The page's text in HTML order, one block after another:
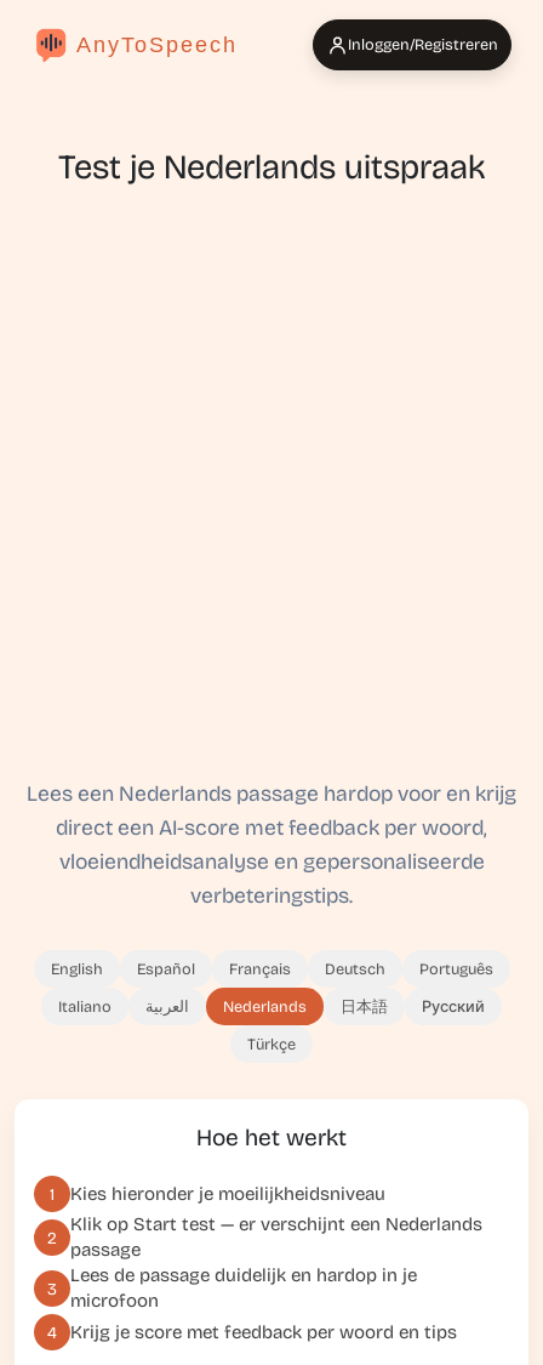
AnyToSpeech Inloggen/Registreren
Test je Nederlands uitspraak
Lees een Nederlands passage hardop voor en krijg
direct een AI-score met feedback per woord,
vloeiendheidsanalyse en gepersonaliseerde
verbeteringstips.
English Español Français Deutsch Português
Italiano العربية Nederlands 日本語 Русский
Türkçe
Hoe het werkt
1 Kies hieronder je moeilijkheidsniveau
2
Klik op Start test — er verschijnt een Nederlands
passage
3
Lees de passage duidelijk en hardop in je
microfoon
4 Krijg je score met feedback per woord en tips